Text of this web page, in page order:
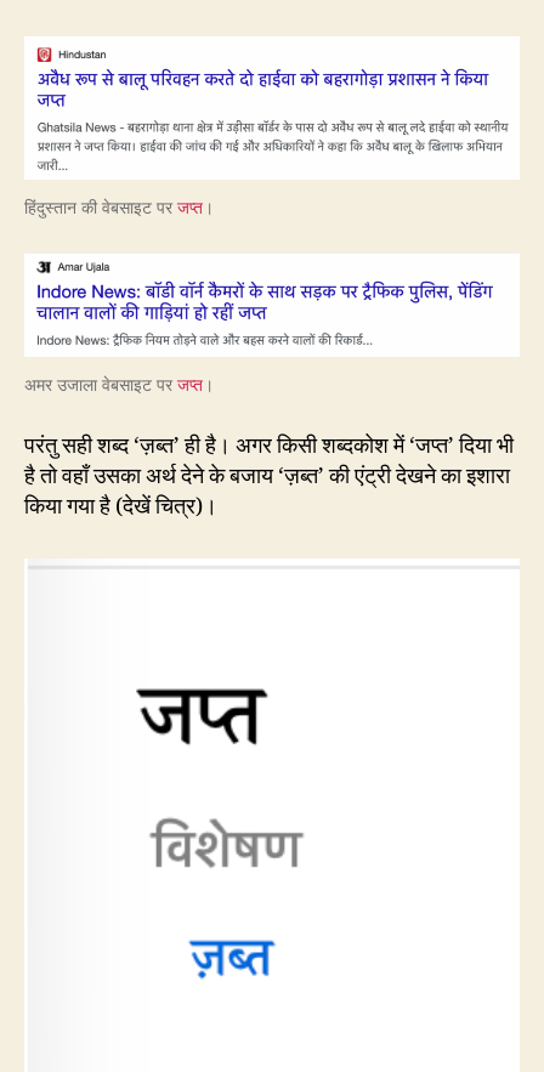
हिंदुस्तान की वेबसाइट पर जप्त ।
अमर उजाला वेबसाइट पर जप्त ।
परंतु सही शब्द ‘ज़ब्त’ ही है। अगर किसी शब्दकोश में ‘जप्त’ दिया भी
है तो वहाँ उसका अर्थ देने के बजाय ‘ज़ब्त’ की एंट्री देखने का इशारा
किया गया है (देखें चित्र)।